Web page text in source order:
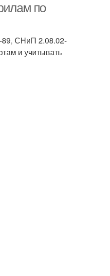
по
89, СНиП 2.08.02-
и учитывать